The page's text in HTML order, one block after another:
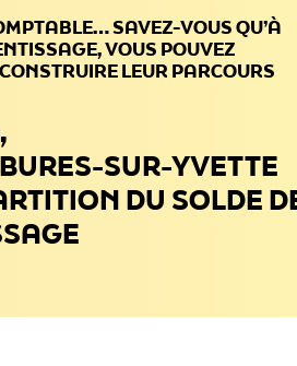
SAVEZ-VOUS QU’À
VOUS POUVEZ
LEUR PARCOURS
SUR-YVETTE
DU SOLDE